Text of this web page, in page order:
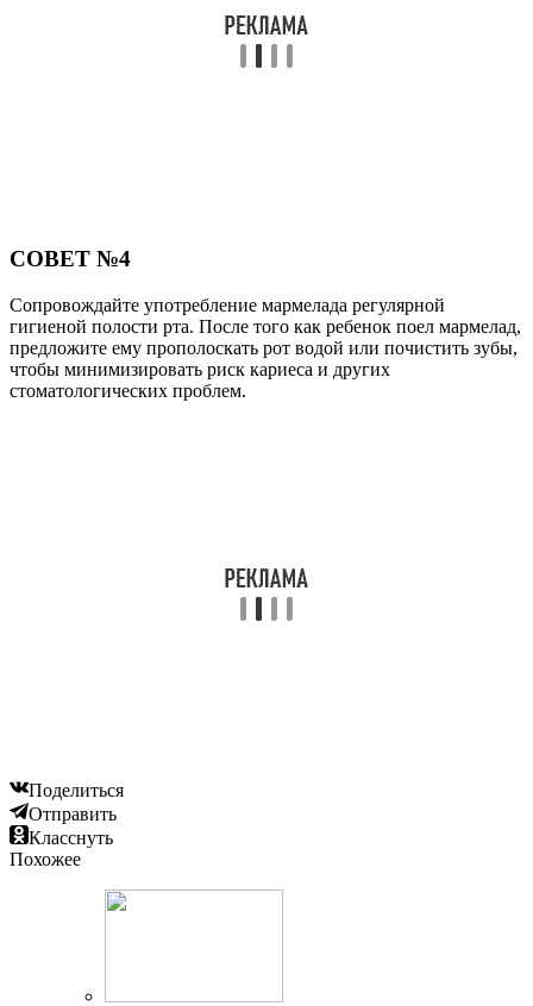
СОВЕТ №4
Сопровождайте употребление мармелада регулярной
гигиеной полости рта. После того как ребенок поел мармелад,
предложите ему прополоскать рот водой или почистить зубы,
чтобы минимизировать риск кариеса и других
стоматологических проблем.
Поделиться
Отправить
Класснуть
Похожее